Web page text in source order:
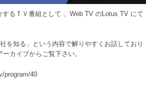
するＴＶ番組として 、Web TV のLotus TV にて
を知る」という内容で解りやすくお話しており
カイブからご覧下さい。
program/40